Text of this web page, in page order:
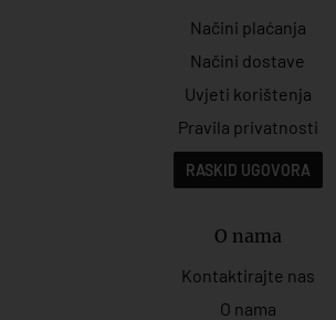
Načini plaćanja
Načini dostave
Uvjeti korištenja
Pravila privatnosti
RASKID UGOVORA
O nama
Kontaktirajte nas
O nama